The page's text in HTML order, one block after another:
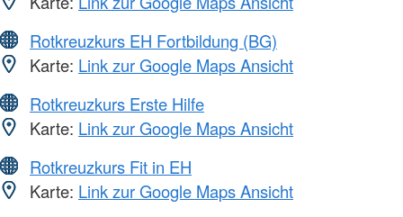
Rotkreuzkurs EH Fortbildung (BG)
Karte: Link zur Google Maps Ansicht
Rotkreuzkurs Erste Hilfe
Karte: Link zur Google Maps Ansicht
Rotkreuzkurs Fit in EH
Karte: Link zur Google Maps Ansicht